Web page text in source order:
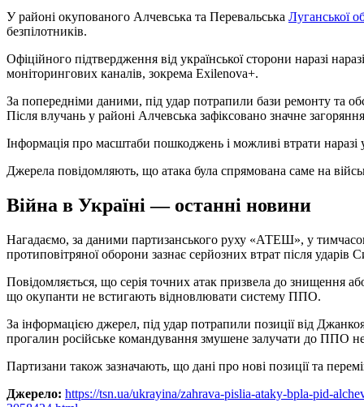
У районі окупованого Алчевська та Перевальська Луганської
безпілотників.
Офіційного підтвердження від української сторони наразі
моніторингових каналів, зокрема Exilenova+.
За попередніми даними, під удар потрапили бази ремонту та
Після влучань у районі Алчевська зафіксовано значне
Інформація про масштаби пошкоджень і можливі втрати наразі
Джерела повідомляють, що атака була спрямована саме на
Війна в Україні — останні новини
Нагадаємо, за даними партизанського руху «АТЕШ», у
протиповітряної оборони зазнає серйозних втрат після ударів
Повідомляється, що серія точних атак призвела до знищення
що окупанти не встигають відновлювати систему ППО.
За інформацією джерел, під удар потрапили позиції від
прогалин російське командування змушене залучати до ППО
Партизани також зазначають, що дані про нові позиції та
Джерело: https://tsn.ua/ukrayina/zahrava-pislia-ataky-bpla-pid-